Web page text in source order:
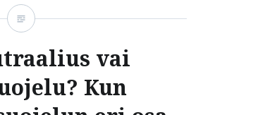
vai
Kun